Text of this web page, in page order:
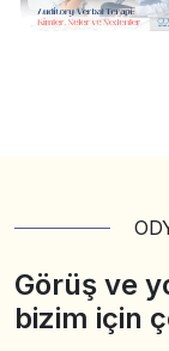
Görüş ve
bizim için